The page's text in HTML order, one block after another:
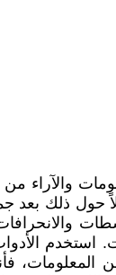
حول ذلك بعد
استخدم